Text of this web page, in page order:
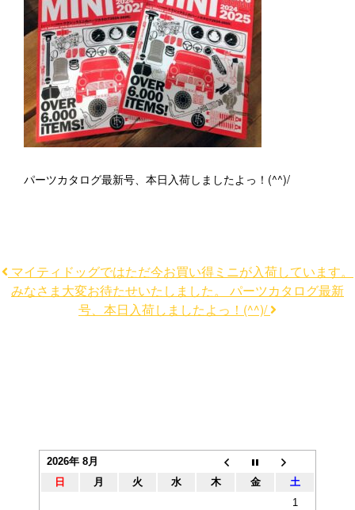
2026年 8月
日
月 火 水 木 金
土
1
パーツカタログ最新号、本日入荷しましたよっ！(^^)/
マイティドッグではただ今お買い得ミニが入荷しています。
みなさま大変お待たせいたしました。 パーツカタログ最新
号、本日入荷しましたよっ！(^^)/